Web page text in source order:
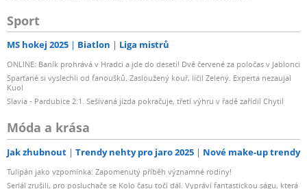
Sport
MS hokej 2025 Biatlon Liga mistrů
ONLINE: Baník prohrává v Hradci a jde do deseti! Dvě červené za poločas v Jablonci
Sparťané si vyslechli od fanoušků. Zasloužený kouř, líčil Zelený. Experta nezaujal
Kuol
Slavia - Pardubice 2:1. Sešívaná jízda pokračuje, třetí výhru v řadě zařídil Chytil
Móda a krása
Jak zhubnout Trendy nehty pro jaro 2025 Nové make-up trendy
Tulipán jako vzpomínka: Zapomenutý příběh významné rodiny!
Seriál zrušili, pro posluchače se Kolo času točí dál. Vypráví fantastickou ságu, která